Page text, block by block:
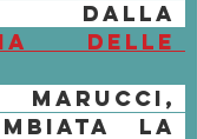
delle
la